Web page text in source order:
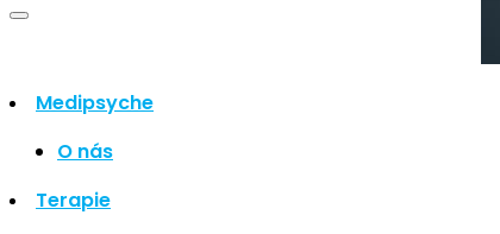
Medipsyche
O nás
Terapie
Blog
Hľadať
Najnovšie články